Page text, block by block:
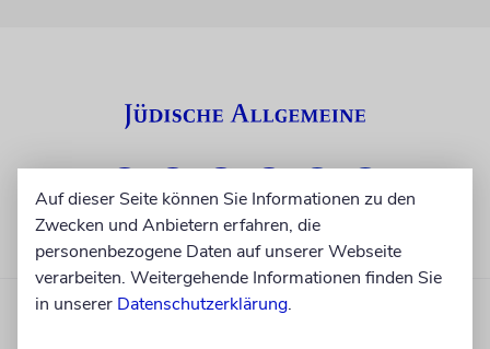
Auf dieser Seite können Sie Informationen zu den
Zwecken und Anbietern erfahren, die
personenbezogene Daten auf unserer Webseite
verarbeiten. Weitergehende Informationen finden Sie
in unserer Datenschutzerklärung.